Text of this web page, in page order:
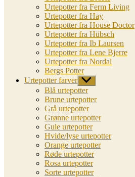
Urtepotter fra Ferm Living
Urtepotter fra Hay
Urtepotter fra House Doctor
Urtepotter fra Hübsch
Urtepotter fra Ib Laursen
Urtepotter fra Lene Bjerre
Urtepotter fra Nordal
Bergs Potter
Urtepotter farver Vis
undermenu
Blå urtepotter
Brune urtepotter
Grå urtepotter
Grønne urtepotter
Gule urtepotter
Hvide/lyse urtepotter
Orange urtepotter
Røde urtepotter
Rosa urtepotter
Sorte urtepotter